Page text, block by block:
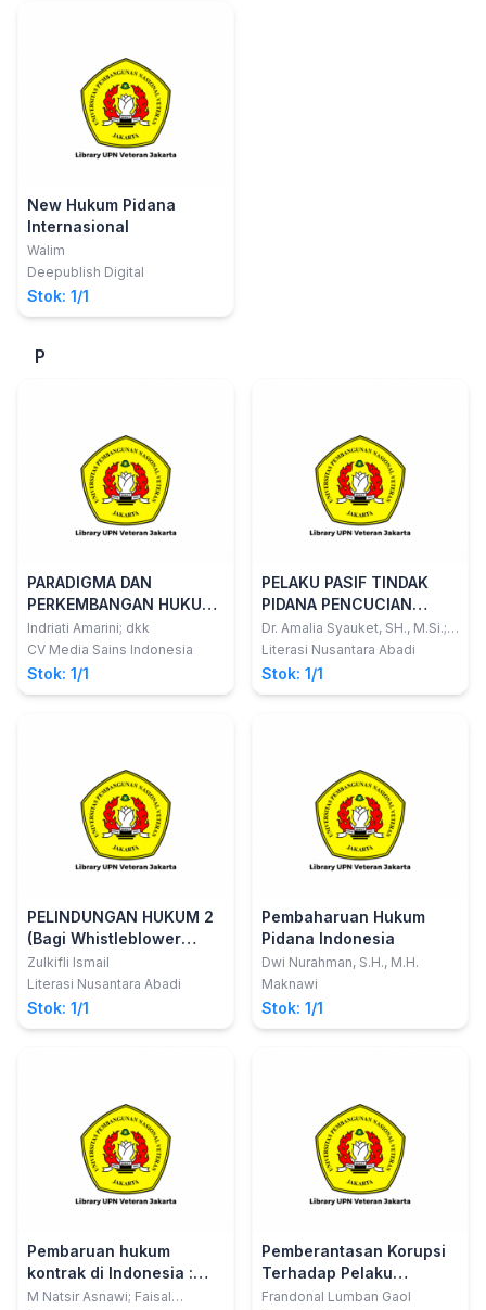
New Hukum Pidana
Internasional
Walim
Deepublish Digital
Stok: 1/1
P
PARADIGMA DAN
PERKEMBANGAN HUKUM
DI NEGARA KESATUAN
REPUBLIK INDONESIA
Indriati Amarini; dkk
CV Media Sains Indonesia
Stok: 1/1
PELAKU PASIF TINDAK
PIDANA PENCUCIAN
UANG
Dr. Amalia Syauket, SH., M.Si.;
Melanie Pita Lestari, SS, MH;
Literasi Nusantara Abadi
Stok: 1/1
PELINDUNGAN HUKUM 2
(Bagi Whistleblower
dalam Perkara Pidana)
Zulkifli Ismail
Literasi Nusantara Abadi
Stok: 1/1
Pembaharuan Hukum
Pidana Indonesia
Dwi Nurahman, S.H., M.H.
Maknawi
Stok: 1/1
Pembaruan hukum
kontrak di Indonesia :
prakontrak, kontrak,
M Natsir Asnawi; Faisal
Pemberantasan Korupsi
Terhadap Pelaku
Medepleger (Turut Serta)
Frandonal Lumban Gaol